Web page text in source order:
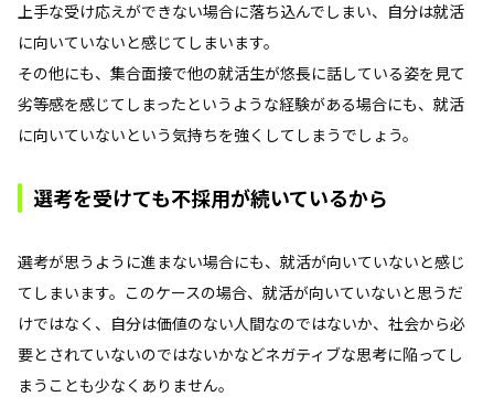
上手な受け応えができない場合に落ち込んでしまい、自分は就活
に向いていないと感じてしまいます。
その他にも、集合面接で他の就活生が悠長に話している姿を見て
劣等感を感じてしまったというような経験がある場合にも、就活
に向いていないという気持ちを強くしてしまうでしょう。
選考を受けても不採用が続いているから
選考が思うように進まない場合にも、就活が向いていないと感じ
てしまいます。このケースの場合、就活が向いていないと思うだ
けではなく、自分は価値のない人間なのではないか、社会から必
要とされていないのではないかなどネガティブな思考に陥ってし
まうことも少なくありません。